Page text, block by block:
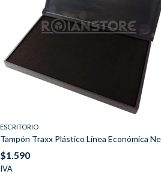
ESCRITORIO
Tampón Traxx Plástico Línea Económica
$1.590
IVA